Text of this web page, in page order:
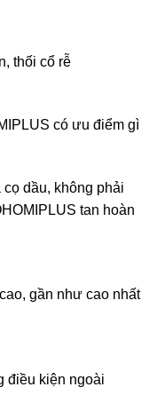
thối cổ rễ
có ưu điểm gì
dầu, không phải
tan hoàn
gần như cao nhất
điều kiện ngoài